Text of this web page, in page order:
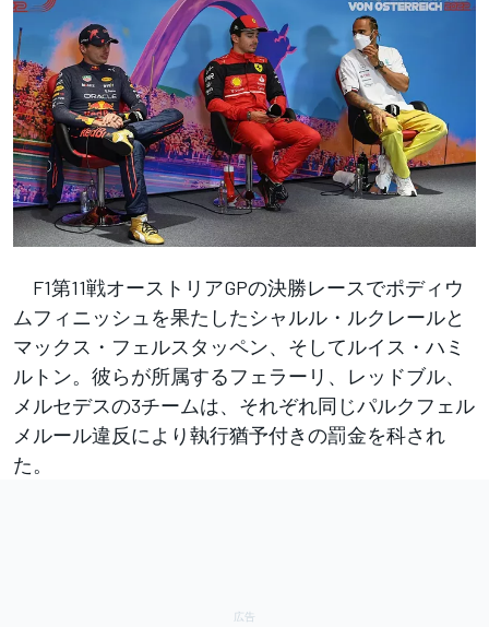
F1第11戦オーストリアGPの決勝レースでポディウ
ムフィニッシュを果たしたシャルル・ルクレールと
マックス・フェルスタッペン、そしてルイス・ハミ
ルトン。彼らが所属するフェラーリ、レッドブル、
メルセデスの3チームは、それぞれ同じパルクフェル
メルール違反により執行猶予付きの罰金を科され
た。